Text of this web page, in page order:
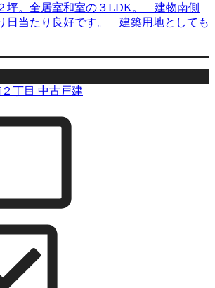
坪。全居室和室の３LDK。 建物南側
日当たり良好です。 建築用地としても
丁目 中古戸建